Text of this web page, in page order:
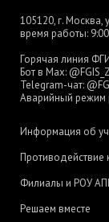
105120, г. Москва,
время работы:
Горячая линия
Бот в Max:
Telegram-чат:
Аварийный режим
Информация об
Противодействие
Филиалы и РОУ
Решаем вместе